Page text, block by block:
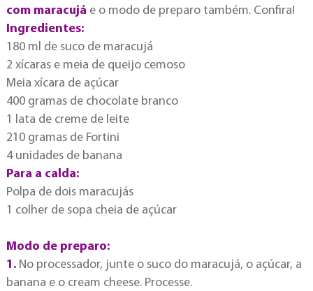
com maracujá e o modo de preparo também. Confira!
Ingredientes:
180 ml de suco de maracujá
2 xícaras e meia de queijo cemoso
Meia xícara de açúcar
400 gramas de chocolate branco
1 lata de creme de leite
210 gramas de Fortini
4 unidades de banana
Para a calda:
Polpa de dois maracujás
1 colher de sopa cheia de açúcar
Modo de preparo:
1. No processador, junte o suco do maracujá, o açúcar, a
banana e o cream cheese. Processe.